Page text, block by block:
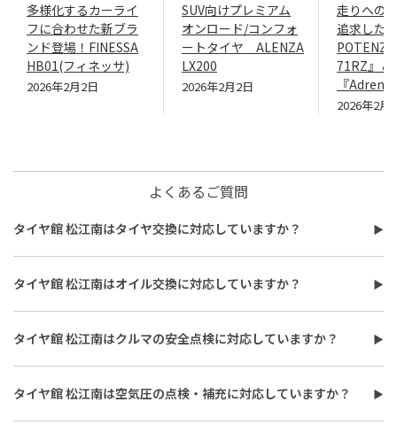
多様化するカーライ
フに合わせた新ブラ
ンド登場！FINESSA
HB01(フィネッサ)
2026年2月2日
SUV向けプレミアム
オンロード/コンフォ
ートタイヤ ALENZA
LX200
2026年2月2日
走りへの
追求した
71RZ』＆
『
2026年2月
よくあるご質問
タイヤ館 松江南はタイヤ交換に対応していますか？
タイヤ館 松江南はタイヤ交換に対応しています。
費用は、タイヤ交換工賃のほかに、タイヤ本体の価格やホイール
バランス調整、使用済みタイヤ処分費用などがかかる場合があり
ます。
また、作業時間は最短で約30分程度ですが、作業内容や交換本
数、車種により異なり、時間がかかる場合もございます。詳細は店
舗スタッフまでお気軽にご相談ください
タイヤ館 松江南はオイル交換に対応していますか？
タイヤ館 松江南はオイル交換に対応しています。
使用するオイルの種類（鉱物油・部分合成油・全合成油）や粘
度、交換量によって費用が変わります。工賃やフィルター代を含め
た交換費用については、店舗スタッフまでお問い合わせくださ
い。
また、所要時間は最短約30分程度になります。こちらもオイルフ
ィルターの同時交換や、在庫・車種、作業時期等により時間が変
タイヤ館 松江南はクルマの安全点検に対応していますか？
タイヤ館 松江南はおクルマの安全点検に対応しています。最短30
分、無料で対応させていただきます。
タイヤ館 松江南は空気圧の点検・補充に対応していますか？
タイヤ館 松江南は空気圧の点検・補充に対応しています。最短15